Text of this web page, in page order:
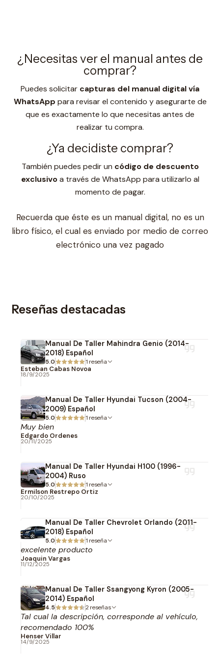
¿Necesitas ver el manual antes de
comprar?
Puedes solicitar capturas del manual digital vía
WhatsApp para revisar el contenido y asegurarte de
que es exactamente lo que necesitas antes de
realizar tu compra.
¿Ya decidiste comprar?
También puedes pedir un código de descuento
exclusivoa través de WhatsApp para utilizarlo al
momento de pagar.
Recuerda que éste es un manual digital, no es un
libro físico, el cual es enviado por medio de correo
electrónico una vez pagado
Reseñas destacadas
Manual De Taller Mahindra Genio (2014-
2018) Español
5.0 1 reseña
Esteban Cabas Novoa
18/9/2025
Manual De Taller Hyundai Tucson (2004-
2009) Español
5.0 1 reseña
Muy bien
Edgardo Ordenes
20/11/2025
Manual De Taller Hyundai H100 (1996-
2004) Ruso
5.0 1 reseña
Ermilson Restrepo Ortiz
20/10/2025
Manual De Taller Chevrolet Orlando (2011-
2018) Español
5.0 1 reseña
excelente producto
Joaquin Vargas
11/12/2025
Manual De Taller Ssangyong Kyron (2005-
2014) Español
4.5 2 reseñas
Tal cual la descripción, corresponde al vehículo,
recomendado 100%
Henser Villar
14/9/2025